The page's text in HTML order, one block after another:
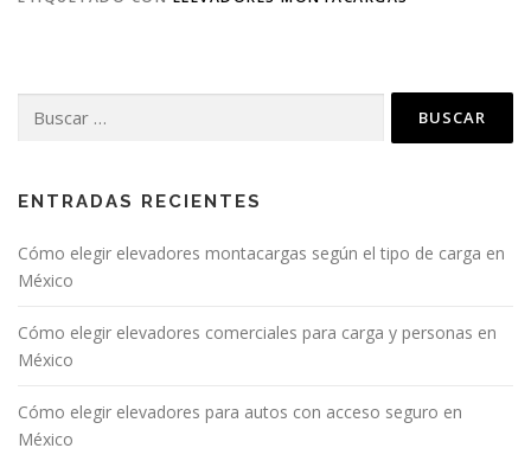
ENTRADAS RECIENTES
Cómo elegir elevadores montacargas según el tipo de carga en
México
Cómo elegir elevadores comerciales para carga y personas en
México
Cómo elegir elevadores para autos con acceso seguro en
México